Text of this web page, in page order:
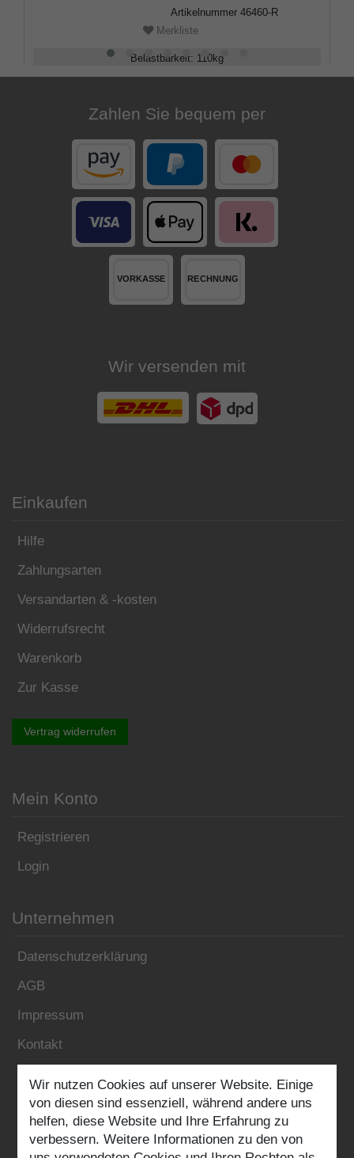
Artikelnummer 46460-R
Merkliste
Belastbarkeit: 110kg
Zahlen Sie bequem per
Wir versenden mit
Einkaufen
Hilfe
Zahlungsarten
Versandarten & -kosten
Widerrufsrecht
Warenkorb
Zur Kasse
Vertrag widerrufen
Mein Konto
Registrieren
Login
Unternehmen
Datenschutzerklärung
AGB
Impressum
Kontakt
Folgen Sie uns:
Wir nutzen Cookies auf unserer Website. Einige
von diesen sind essenziell, während andere uns
helfen, diese Website und Ihre Erfahrung zu
verbessern. Weitere Informationen zu den von